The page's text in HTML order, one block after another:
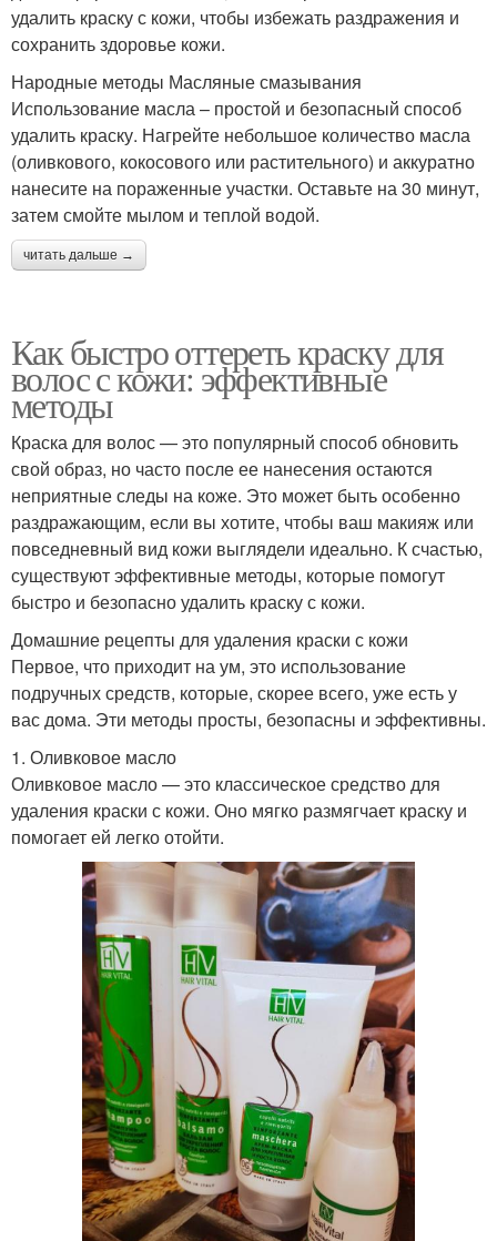
удалить краску с кожи, чтобы избежать раздражения и
сохранить здоровье кожи.
Народные методы Масляные смазывания
Использование масла – простой и безопасный способ
удалить краску. Нагрейте небольшое количество масла
(оливкового, кокосового или растительного) и аккуратно
нанесите на пораженные участки. Оставьте на 30 минут,
затем смойте мылом и теплой водой.
читать дальше →
Как быстро оттереть краску для
волос с кожи: эффективные
методы
Краска для волос — это популярный способ обновить
свой образ, но часто после ее нанесения остаются
неприятные следы на коже. Это может быть особенно
раздражающим, если вы хотите, чтобы ваш макияж или
повседневный вид кожи выглядели идеально. К счастью,
существуют эффективные методы, которые помогут
быстро и безопасно удалить краску с кожи.
Домашние рецепты для удаления краски с кожи
Первое, что приходит на ум, это использование
подручных средств, которые, скорее всего, уже есть у
вас дома. Эти методы просты, безопасны и эффективны.
1. Оливковое масло
Оливковое масло — это классическое средство для
удаления краски с кожи. Оно мягко размягчает краску и
помогает ей легко отойти.